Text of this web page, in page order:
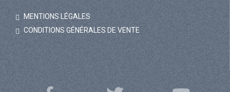
MENTIONS LÉGALES
CONDITIONS GÉNÉRALES DE VENTE